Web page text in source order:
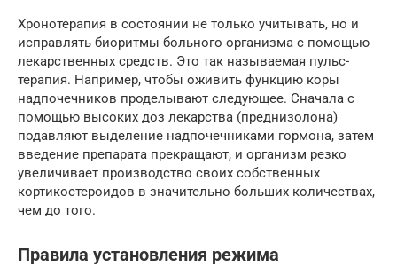
Хронотерапия в состоянии не только учитывать, но и
исправлять биоритмы больного организма с помощью
лекарственных средств. Это так называемая пульс-
терапия. Например, чтобы оживить функцию коры
надпочечников проделывают следующее. Сначала с
помощью высоких доз лекарства (преднизолона)
подавляют выделение надпочечниками гормона, затем
введение препарата прекращают, и организм резко
увеличивает производство своих собственных
кортикостероидов в значительно больших количествах,
чем до того.
Правила установления режима